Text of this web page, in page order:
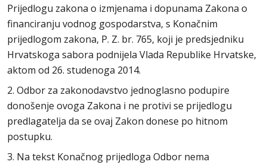
Prijedlogu zakona o izmjenama i dopunama Zakona o
financiranju vodnog gospodarstva, s Konačnim
prijedlogom zakona, P. Z. br. 765, koji je predsjedniku
Hrvatskoga sabora podnijela Vlada Republike Hrvatske,
aktom od 26. studenoga 2014.
2. Odbor za zakonodavstvo jednoglasno podupire
donošenje ovoga Zakona i ne protivi se prijedlogu
predlagatelja da se ovaj Zakon donese po hitnom
postupku.
3. Na tekst Konačnog prijedloga Odbor nema